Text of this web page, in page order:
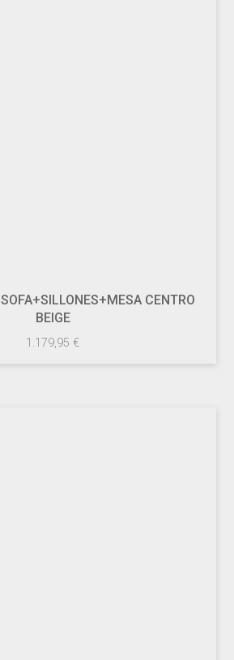
CENTRO
BEIGE
1.179,95 €